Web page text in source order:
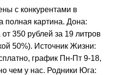
с конкурентами в
полная картина. Дона:
350 рублей за 19 литров
50%). Источник Жизни:
график Пн-Пт 9-18,
чем у нас. Родники Юга: